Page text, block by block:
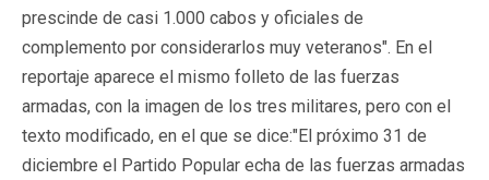
prescinde de casi 1.000 cabos y oficiales de
complemento por considerarlos muy veteranos". En el
reportaje aparece el mismo folleto de las fuerzas
armadas, con la imagen de los tres militares, pero con el
texto modificado, en el que se dice:"El próximo 31 de
diciembre el Partido Popular echa de las fuerzas armadas